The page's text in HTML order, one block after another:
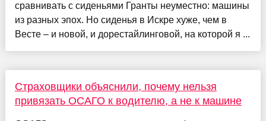
сравнивать с сиденьями Гранты неуместно: машины
из разных эпох. Но сиденья в Искре хуже, чем в
Весте – и новой, и дорестайлинговой, на которой я ...
Страховщики объяснили, почему нельзя
привязать ОСАГО к водителю, а не к машине